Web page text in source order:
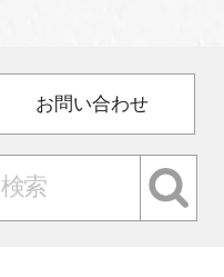
お問い合わせ